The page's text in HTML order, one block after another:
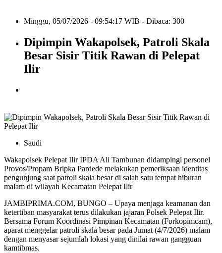
Minggu, 05/07/2026 - 09:54:17 WIB - Dibaca: 300
Dipimpin Wakapolsek, Patroli Skala
Besar Sisir Titik Rawan di Pelepat
Ilir
Saudi
Wakapolsek Pelepat Ilir IPDA Ali Tambunan didampingi personel
Provos/Propam Bripka Pardede melakukan pemeriksaan identitas
pengunjung saat patroli skala besar di salah satu tempat hiburan
malam di wilayah Kecamatan Pelepat Ilir
JAMBIPRIMA.COM, BUNGO – Upaya menjaga keamanan dan
ketertiban masyarakat terus dilakukan jajaran Polsek Pelepat Ilir.
Bersama Forum Koordinasi Pimpinan Kecamatan (Forkopimcam),
aparat menggelar patroli skala besar pada Jumat (4/7/2026) malam
dengan menyasar sejumlah lokasi yang dinilai rawan gangguan
kamtibmas.